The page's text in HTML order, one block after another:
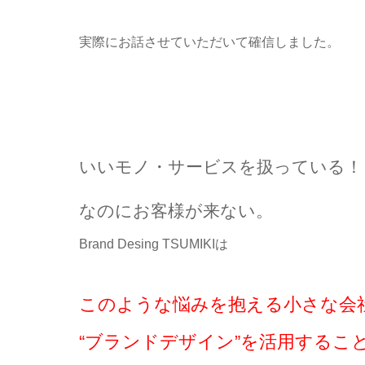
実際にお話させていただいて確信しました。
いいモノ・サービスを扱っている！
なのにお客様が来ない。
Brand Desing TSUMIKIは
このような悩みを抱える小さな会
“ブランドデザイン”を活用するこ